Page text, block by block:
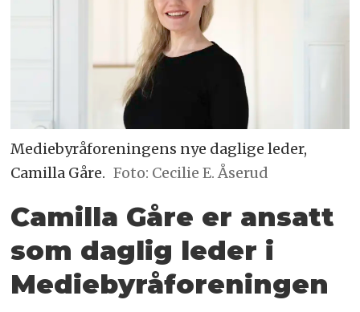
Mediebyråforeningens nye daglige leder,
Camilla Gåre. Foto: Cecilie E. Åserud
Camilla Gåre er ansatt
som daglig leder i
Mediebyråforeningen